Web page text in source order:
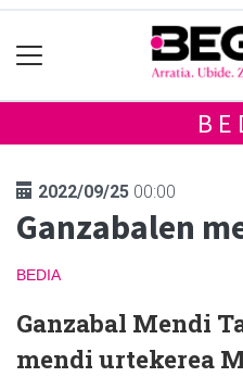
2022/09/25 00:00
Ganzabalen
BEDIA
Ganzabal Mendi
mendi urtekerea